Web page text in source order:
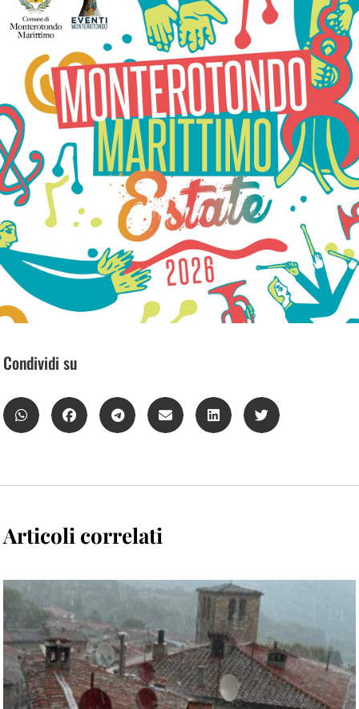
Condividi su
Articoli correlati